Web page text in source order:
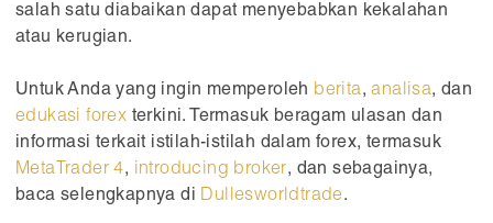
salah satu diabaikan dapat menyebabkan kekalahan
atau kerugian.
Untuk Anda yang ingin memperoleh berita,analisa, dan
edukasi forex terkini. Termasuk beragam ulasan dan
informasi terkait istilah-istilah dalam forex, termasuk
MetaTrader 4, introducing broker, dan sebagainya,
baca selengkapnya di Dullesworldtrade.